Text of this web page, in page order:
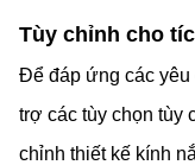
Tùy chỉnh cho
Để đáp ứng các yêu
trợ các tùy chọn tùy
chỉnh thiết kế kính